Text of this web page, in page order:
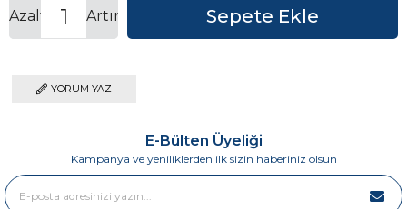
Artır
Azalt
YORUM YAZ
E-Bülten Üyeliği
Kampanya ve yeniliklerden ilk sizin haberiniz olsun